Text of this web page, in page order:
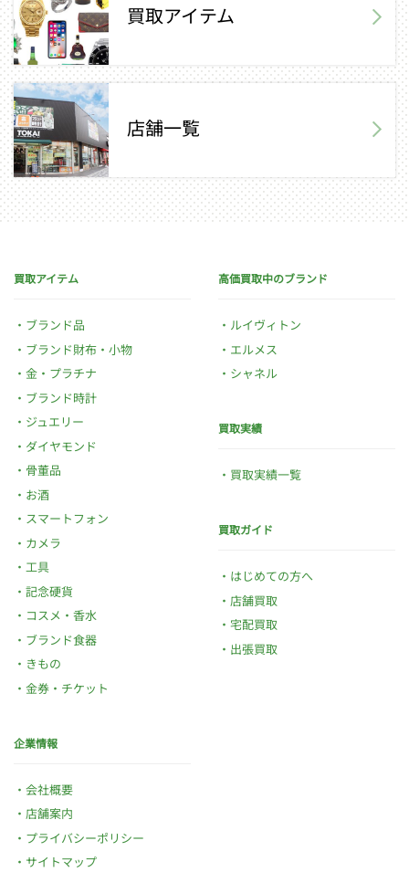
買取アイテム
店舗一覧
買取アイテム
ブランド品
ブランド財布・小物
金・プラチナ
ブランド時計
ジュエリー
ダイヤモンド
骨董品
お酒
スマートフォン
カメラ
工具
記念硬貨
コスメ・香水
ブランド食器
きもの
金券・チケット
高価買取中のブランド
ルイヴィトン
エルメス
シャネル
買取実績
買取実績一覧
買取ガイド
はじめての方へ
店舗買取
宅配買取
出張買取
企業情報
会社概要
店舗案内
プライバシーポリシー
サイトマップ